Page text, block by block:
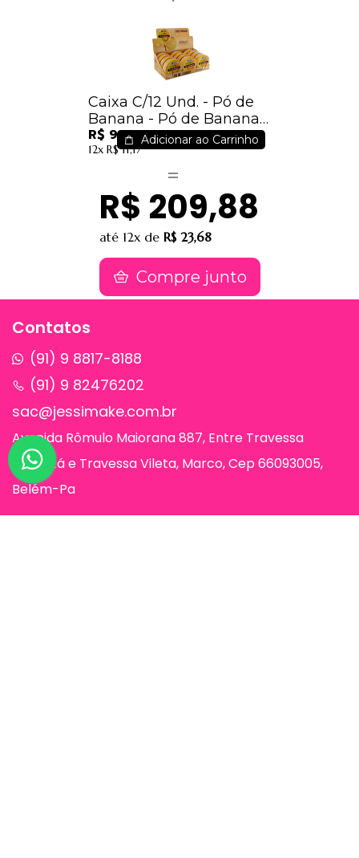
Caixa C/12 Und. - Pó de
Banana - Pó de Banana
10g – Ludurana - B00024
R$ 99,00
12x R$ 11,17
Adicionar ao Carrinho
R$ 209,88
até 12x de R$ 23,68
Compre junto
Contatos
(91) 9 8817-8188
(91) 9 82476202
sac@jessimake.com.br
Avenida Rômulo Maiorana 887, Entre Travessa
Humaitá e Travessa Vileta, Marco, Cep 66093005,
Belém-Pa